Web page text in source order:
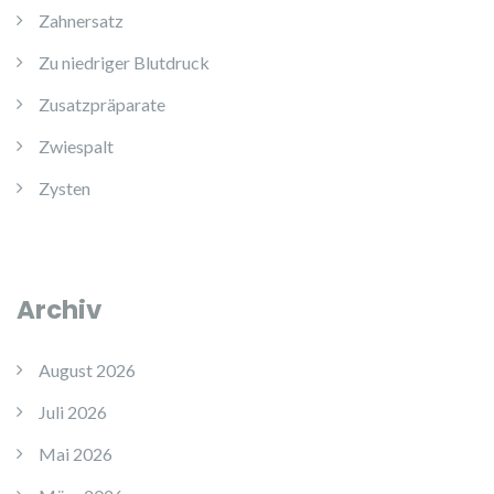
Zahnersatz
Zu niedriger Blutdruck
Zusatzpräparate
Zwiespalt
Zysten
Archiv
August 2026
Juli 2026
Mai 2026